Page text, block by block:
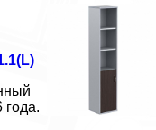
года.